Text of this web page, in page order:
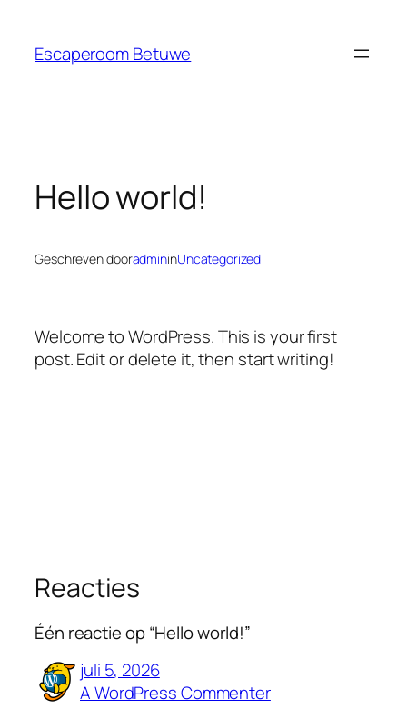
Escaperoom Betuwe
Hello world!
Geschreven dooradmininUncategorized
Welcome to WordPress. This is your first
post. Edit or delete it, then start writing!
Reacties
Één reactie op “Hello world!”
juli 5, 2026
A WordPress Commenter